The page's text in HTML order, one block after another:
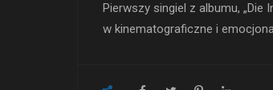
Pierwszy singiel z albumu,
w kinematograficzne i